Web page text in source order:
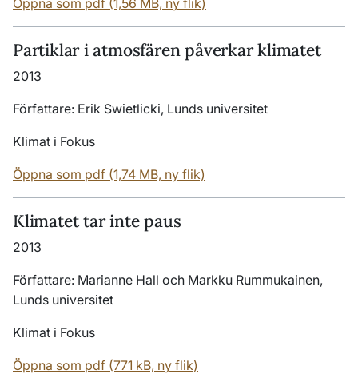
Öppna som pdf (1,56 MB, ny flik)
Partiklar i atmosfären påverkar klimatet
2013
Författare: Erik Swietlicki, Lunds universitet
Klimat i Fokus
Öppna som pdf (1,74 MB, ny flik)
Klimatet tar inte paus
2013
Författare: Marianne Hall och Markku Rummukainen,
Lunds universitet
Klimat i Fokus
Öppna som pdf (771 kB, ny flik)